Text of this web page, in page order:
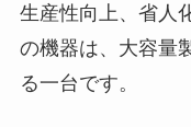
生産性向上、省人
の機器は、大容量
る一台です。